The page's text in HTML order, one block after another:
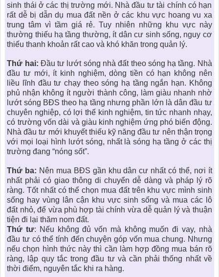
sinh thái ở các thị trường mới. Nhà đầu tư tài chính có hạn
rất dễ bị dẫn dụ mua đất nền ở các khu vực hoang vu xa
trung tâm vì tầm giá rẻ. Tuy nhiên những khu vực này
thường thiếu hạ tầng thường, ít dân cư sinh sống, nguy cơ
thiếu thanh khoản rất cao và khó khăn trong quản lý.
Thứ hai: Đầu tư lướt sóng nhà đất theo sóng hạ tầng. Nhà
đầu tư mới, ít kinh nghiệm, dòng tiền có hạn không nên
liều lĩnh đầu tư chạy theo sóng hạ tầng ngắn hạn. Không
phủ nhận không ít người thành công, làm giàu nhanh nhờ
lướt sóng BĐS theo hạ tầng nhưng phần lớn là dân đầu tư
chuyên nghiệp, có lợi thế kinh nghiệm, tin tức nhanh nhạy,
có trường vốn dài và giàu kinh nghiệm ứng phó biến động.
Nhà đầu tư mới khuyết thiếu kỹ năng đầu tư nên thận trọng
với mọi loại hình lướt sóng, nhất là sóng hạ tầng ở các thị
trường đang “nóng sốt”.
Thứ ba: Nên mua BĐS gần khu dân cư nhất có thể, nơi ít
nhất phải có giao thông di chuyển dễ dàng và pháp lý rõ
ràng. Tốt nhất có thể chọn mua đất trên khu vực mình sinh
sống hay vùng lân cận khu vực sinh sống và mua các lô
đất nhỏ, để vừa phù hợp tài chính vừa dễ quản lý và thuận
tiện đi lại thăm nom đất.
Thứ tư: Nếu không đủ vốn mà không muốn đi vay, nhà
đầu tư có thể tính đến chuyện góp vốn mua chung. Nhưng
nếu chọn hình thức này thì cần làm hợp đồng mua bán rõ
ràng, lập quy tắc trong đầu tư và cần phải thống nhất về
thời điểm, nguyên tắc khi ra hàng.